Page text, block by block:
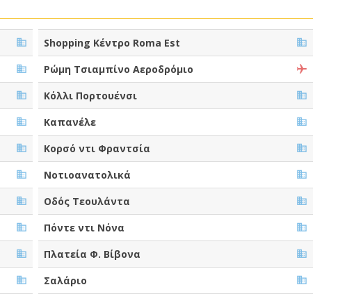
Shopping Κέντρο Roma Est
Ρώμη Τσιαμπίνο Αεροδρόμιο
Κόλλι Πορτουένσι
Καπανέλε
Κορσό ντι Φραντσία
Νοτιοανατολικά
Οδός Τεουλάντα
Πόντε ντι Νόνα
Πλατεία Φ. Βίβονα
Σαλάριο